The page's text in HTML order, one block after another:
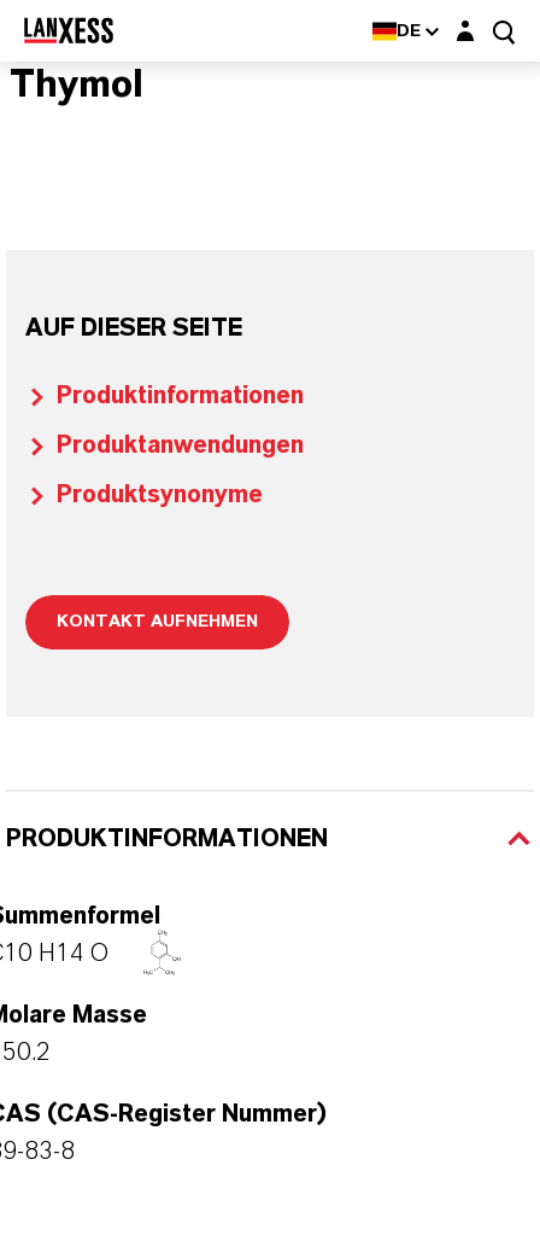
DE Login-Maske
Thymol
AUF DIESER SEITE
Produktinformationen
Produktanwendungen
Produktsynonyme
KONTAKT AUFNEHMEN
PRODUKTINFORMATIONEN
H14 O
Masse
(CAS-Register Nummer)
83-8